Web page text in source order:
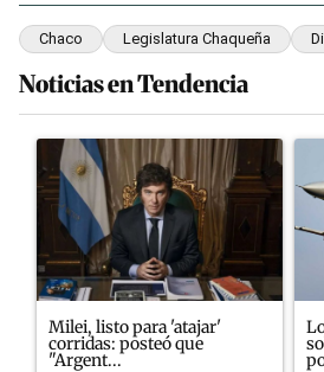
Chaco Legislatura Chaqueña
Noticias en Tendencia
Este listado muestra los artículos con
Un artículo de tendencia con el
Milei, listo para 'atajar'
corridas: posteó que
"Argent...
Un